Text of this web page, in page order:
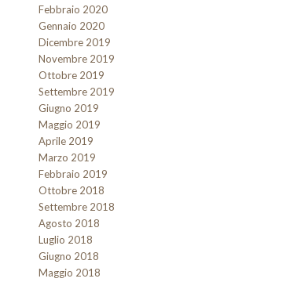
Febbraio 2020
Gennaio 2020
Dicembre 2019
Novembre 2019
Ottobre 2019
Settembre 2019
Giugno 2019
Maggio 2019
Aprile 2019
Marzo 2019
Febbraio 2019
Ottobre 2018
Settembre 2018
Agosto 2018
Luglio 2018
Giugno 2018
Maggio 2018